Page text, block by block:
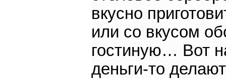
вкусно
или со вкусом
гостиную… Вот
деньги-то